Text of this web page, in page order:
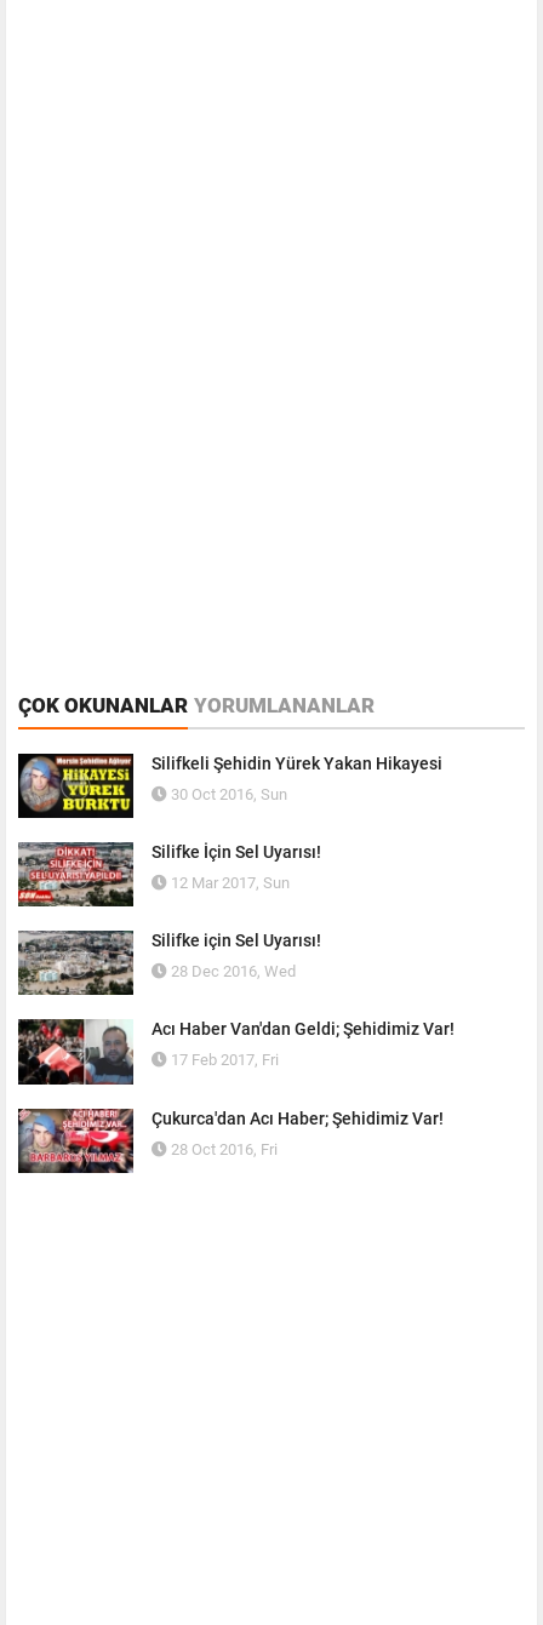
ÇOK OKUNANLAR YORUMLANANLAR
Silifkeli Şehidin Yürek Yakan Hikayesi
30 Oct 2016, Sun
Silifke İçin Sel Uyarısı!
12 Mar 2017, Sun
Silifke için Sel Uyarısı!
28 Dec 2016, Wed
Acı Haber Van'dan Geldi; Şehidimiz Var!
17 Feb 2017, Fri
Çukurca'dan Acı Haber; Şehidimiz Var!
28 Oct 2016, Fri